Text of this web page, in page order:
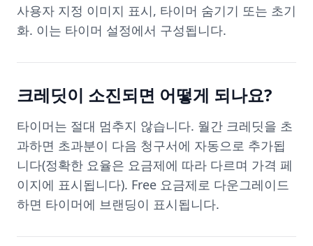
사용자 지정 이미지 표시, 타이머 숨기기 또는 초기
화. 이는 타이머 설정에서 구성됩니다.
크레딧이 소진되면 어떻게 되나요?
타이머는 절대 멈추지 않습니다. 월간 크레딧을 초
과하면 초과분이 다음 청구서에 자동으로 추가됩
니다(정확한 요율은 요금제에 따라 다르며 가격 페
이지에 표시됩니다). Free 요금제로 다운그레이드
하면 타이머에 브랜딩이 표시됩니다.